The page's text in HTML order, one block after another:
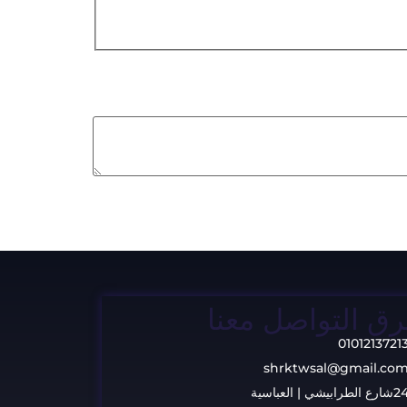
التواصل معنا
shrktwsal@gmail.com
| العباسية